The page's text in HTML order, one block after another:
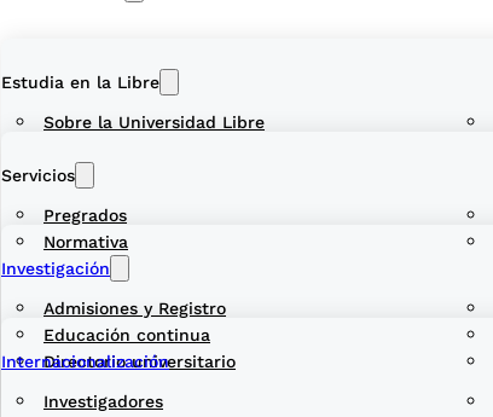
Sobre la Universidad Libre
Normativa
Directorio universitario
Estudia en la Libre
Pregrados
Educación continua
Servicios
Admisiones y Registro
Investigación
Investigadores
Internacionalización